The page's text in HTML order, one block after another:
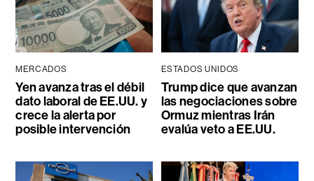
MERCADOS
Yen avanza tras el débil
dato laboral de EE.UU. y
crece la alerta por
posible intervención
ESTADOS UNIDOS
Trump dice que avanzan
las negociaciones sobre
Ormuz mientras Irán
evalúa veto a EE.UU.